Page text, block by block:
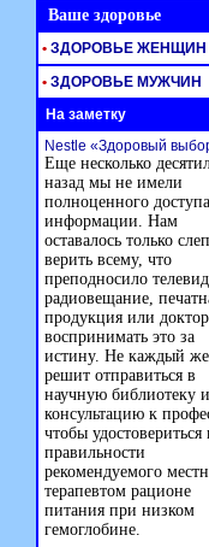
Ваше здоровье
• ЗДОРОВЬЕ ЖЕНЩИН
• ЗДОРОВЬЕ МУЖЧИН
На заметку
Nestle «Здоровый
Еще несколько
назад мы не имели
полноценного
информации. Нам
оставалось только
верить всему, что
преподносило
радиовещание,
продукция или
воспринимать это за
истину. Не каждый же
решит отправиться в
научную библиотеку
консультацию к
чтобы удостовериться
правильности
рекомендуемого
терапевтом рационе
питания при низком
гемоглобине.